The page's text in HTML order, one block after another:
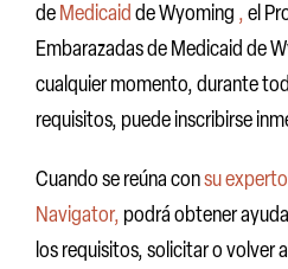
deMedicaidde Wyoming ,el
Embarazadas de Medicaid de
cualquier momento, durante
requisitos, puede inscribirse
Cuando se reúna consu
Navigator, podrá obtener
los requisitos, solicitar o volver